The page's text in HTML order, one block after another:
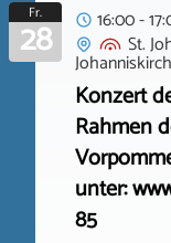
Fr.
28
16:00 -
St.
Konzert
Rahmen
unter:
85